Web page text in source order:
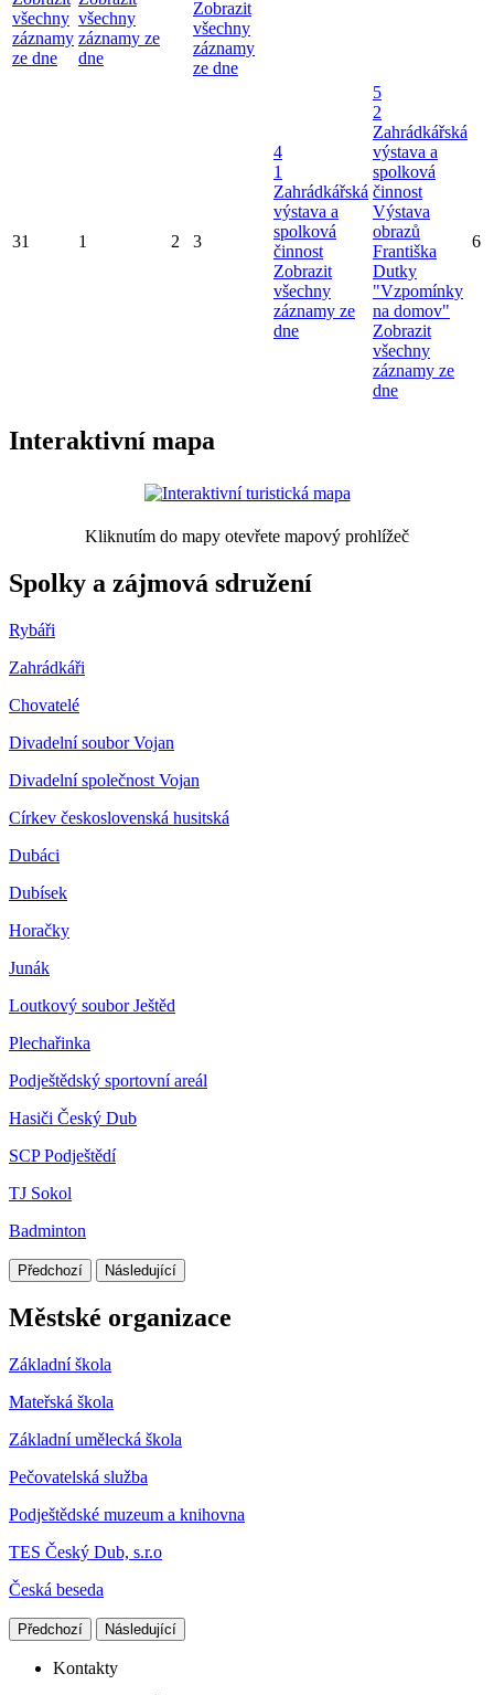
všechny
záznamy
ze dne
všechny
záznamy ze
dne
Zobrazit
všechny
záznamy
ze dne
31 1 2 3
4
1
Zahrádkářská
výstava a
spolková
činnost
Zobrazit
všechny
záznamy ze
dne
5
2
Zahrádkářská
výstava a
spolková
činnost
Výstava
obrazů
Františka
Dutky
"Vzpomínky
na domov"
Zobrazit
všechny
záznamy ze
dne
6
Interaktivní mapa
Kliknutím do mapy otevřete mapový prohlížeč
Spolky a zájmová sdružení
Rybáři
Zahrádkáři
Chovatelé
Divadelní soubor Vojan
Divadelní společnost Vojan
Církev československá husitská
Dubáci
Dubísek
Horačky
Junák
Loutkový soubor Ještěd
Plechařinka
Podještědský sportovní areál
Hasiči Český Dub
SCP Podještědí
TJ Sokol
Badminton
Předchozí Následující
Městské organizace
Základní škola
Mateřská škola
Základní umělecká škola
Pečovatelská služba
Podještědské muzeum a knihovna
TES Český Dub, s.r.o
Česká beseda
Předchozí Následující
Kontakty